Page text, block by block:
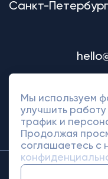
Санкт-
© 2018-2026
Мы используем
улучшить
трафик и
Продолжая
соглашаетесь с